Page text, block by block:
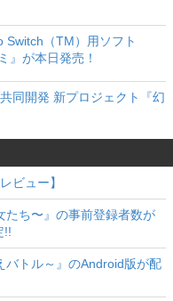
Switch（TM）用ソフト
』が本日発売！
同開発 新プロジェクト『幻
ビュー】
たち〜』の事前登録者数が
!!
バトル～』のAndroid版が配